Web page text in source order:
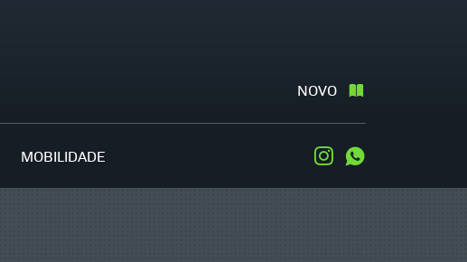
NOVO
MOBILIDADE Instagram